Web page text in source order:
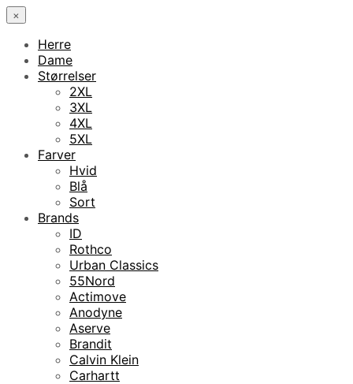
×
Herre
Dame
Størrelser
2XL
3XL
4XL
5XL
Farver
Hvid
Blå
Sort
Brands
ID
Rothco
Urban Classics
55Nord
Actimove
Anodyne
Aserve
Brandit
Calvin Klein
Carhartt